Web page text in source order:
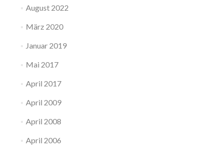
August 2022
März 2020
Januar 2019
Mai 2017
April 2017
April 2009
April 2008
April 2006